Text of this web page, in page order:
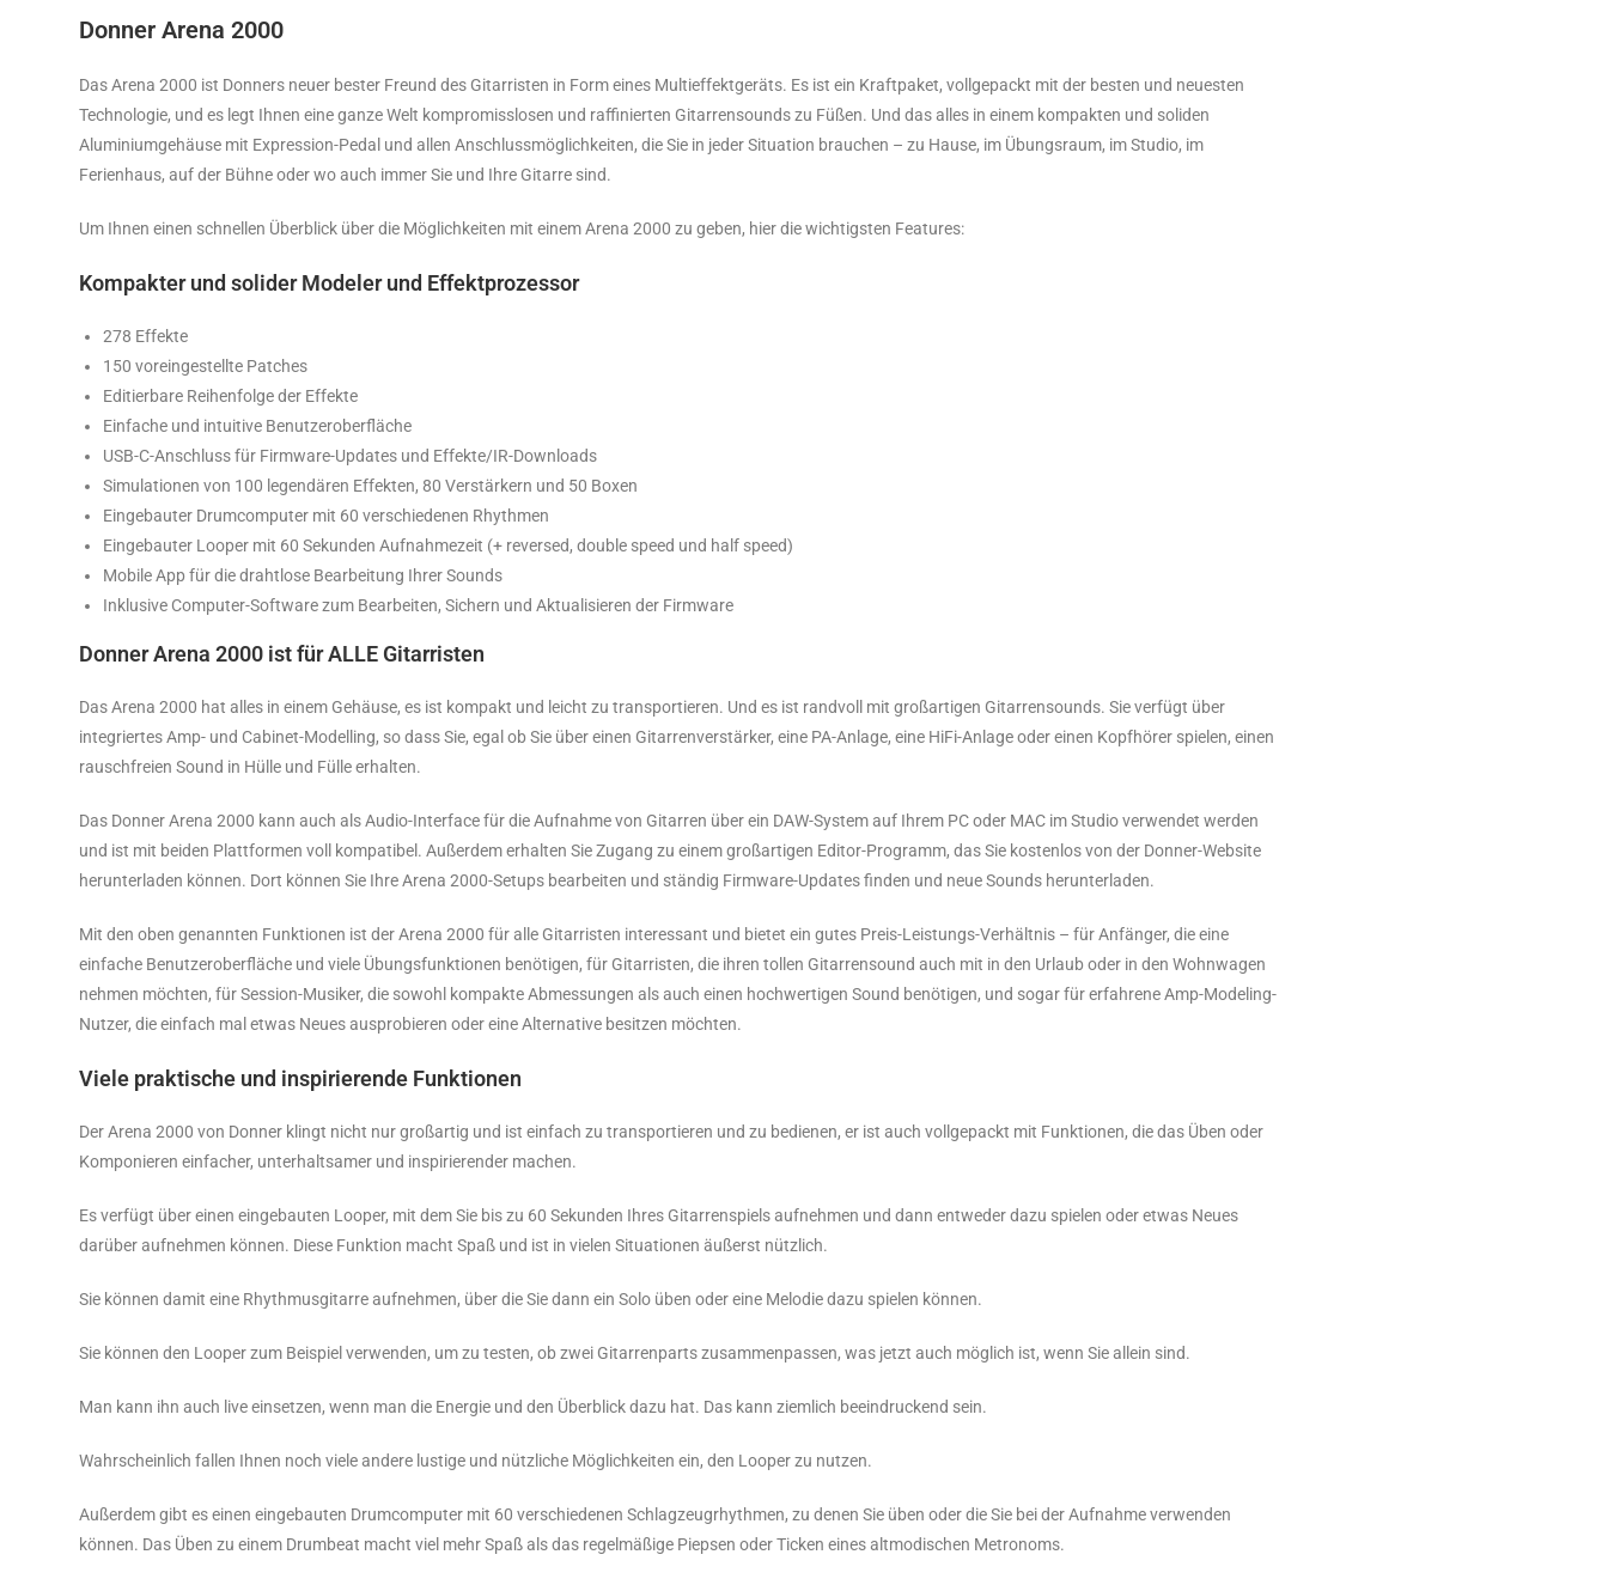
Donner Arena 2000
Das Arena 2000 ist Donners neuer bester Freund des Gitarristen in Form eines Multieffektgeräts. Es ist ein Kraftpaket, vollgepackt mit der besten und neuesten
Technologie, und es legt Ihnen eine ganze Welt kompromisslosen und raffinierten Gitarrensounds zu Füßen. Und das alles in einem kompakten und soliden
Aluminiumgehäuse mit Expression-Pedal und allen Anschlussmöglichkeiten, die Sie in jeder Situation brauchen – zu Hause, im Übungsraum, im Studio, im
Ferienhaus, auf der Bühne oder wo auch immer Sie und Ihre Gitarre sind.
Um Ihnen einen schnellen Überblick über die Möglichkeiten mit einem Arena 2000 zu geben, hier die wichtigsten Features:
Kompakter und solider Modeler und Effektprozessor
278 Effekte
150 voreingestellte Patches
Editierbare Reihenfolge der Effekte
Einfache und intuitive Benutzeroberfläche
USB-C-Anschluss für Firmware-Updates und Effekte/IR-Downloads
Simulationen von 100 legendären Effekten, 80 Verstärkern und 50 Boxen
Eingebauter Drumcomputer mit 60 verschiedenen Rhythmen
Eingebauter Looper mit 60 Sekunden Aufnahmezeit (+ reversed, double speed und half speed)
Mobile App für die drahtlose Bearbeitung Ihrer Sounds
Inklusive Computer-Software zum Bearbeiten, Sichern und Aktualisieren der Firmware
Donner Arena 2000 ist für ALLE Gitarristen
Das Arena 2000 hat alles in einem Gehäuse, es ist kompakt und leicht zu transportieren. Und es ist randvoll mit großartigen Gitarrensounds. Sie verfügt über
integriertes Amp- und Cabinet-Modelling, so dass Sie, egal ob Sie über einen Gitarrenverstärker, eine PA-Anlage, eine HiFi-Anlage oder einen Kopfhörer spielen, einen
rauschfreien Sound in Hülle und Fülle erhalten.
Das Donner Arena 2000 kann auch als Audio-Interface für die Aufnahme von Gitarren über ein DAW-System auf Ihrem PC oder MAC im Studio verwendet werden
und ist mit beiden Plattformen voll kompatibel. Außerdem erhalten Sie Zugang zu einem großartigen Editor-Programm, das Sie kostenlos von der Donner-Website
herunterladen können. Dort können Sie Ihre Arena 2000-Setups bearbeiten und ständig Firmware-Updates finden und neue Sounds herunterladen.
Mit den oben genannten Funktionen ist der Arena 2000 für alle Gitarristen interessant und bietet ein gutes Preis-Leistungs-Verhältnis – für Anfänger, die eine
einfache Benutzeroberfläche und viele Übungsfunktionen benötigen, für Gitarristen, die ihren tollen Gitarrensound auch mit in den Urlaub oder in den Wohnwagen
nehmen möchten, für Session-Musiker, die sowohl kompakte Abmessungen als auch einen hochwertigen Sound benötigen, und sogar für erfahrene Amp-Modeling-
Nutzer, die einfach mal etwas Neues ausprobieren oder eine Alternative besitzen möchten.
Viele praktische und inspirierende Funktionen
Der Arena 2000 von Donner klingt nicht nur großartig und ist einfach zu transportieren und zu bedienen, er ist auch vollgepackt mit Funktionen, die das Üben oder
Komponieren einfacher, unterhaltsamer und inspirierender machen.
Es verfügt über einen eingebauten Looper, mit dem Sie bis zu 60 Sekunden Ihres Gitarrenspiels aufnehmen und dann entweder dazu spielen oder etwas Neues
darüber aufnehmen können. Diese Funktion macht Spaß und ist in vielen Situationen äußerst nützlich.
Sie können damit eine Rhythmusgitarre aufnehmen, über die Sie dann ein Solo üben oder eine Melodie dazu spielen können.
Sie können den Looper zum Beispiel verwenden, um zu testen, ob zwei Gitarrenparts zusammenpassen, was jetzt auch möglich ist, wenn Sie allein sind.
Man kann ihn auch live einsetzen, wenn man die Energie und den Überblick dazu hat. Das kann ziemlich beeindruckend sein.
Wahrscheinlich fallen Ihnen noch viele andere lustige und nützliche Möglichkeiten ein, den Looper zu nutzen.
Außerdem gibt es einen eingebauten Drumcomputer mit 60 verschiedenen Schlagzeugrhythmen, zu denen Sie üben oder die Sie bei der Aufnahme verwenden
können. Das Üben zu einem Drumbeat macht viel mehr Spaß als das regelmäßige Piepsen oder Ticken eines altmodischen Metronoms.